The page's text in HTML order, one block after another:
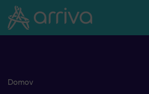
Skoči na vsebino
Domov
POSODOBITEV_OBVESTILO ZA